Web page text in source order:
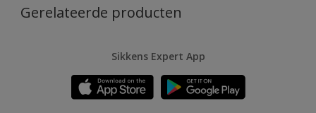
Gerelateerde producten
Sikkens Expert App